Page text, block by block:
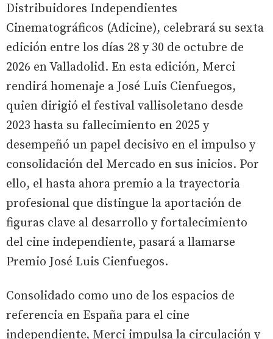
Distribuidores Independientes
Cinematográficos (Adicine), celebrará su sexta
edición entre los días 28 y 30 de octubre de
2026 en Valladolid. En esta edición, Merci
rendirá homenaje a José Luis Cienfuegos,
quien dirigió el festival vallisoletano desde
2023 hasta su fallecimiento en 2025 y
desempeñó un papel decisivo en el impulso y
consolidación del Mercado en sus inicios. Por
ello, el hasta ahora premio a la trayectoria
profesional que distingue la aportación de
figuras clave al desarrollo y fortalecimiento
del cine independiente, pasará a llamarse
Premio José Luis Cienfuegos.
Consolidado como uno de los espacios de
referencia en España para el cine
independiente, Merci impulsa la circulación y